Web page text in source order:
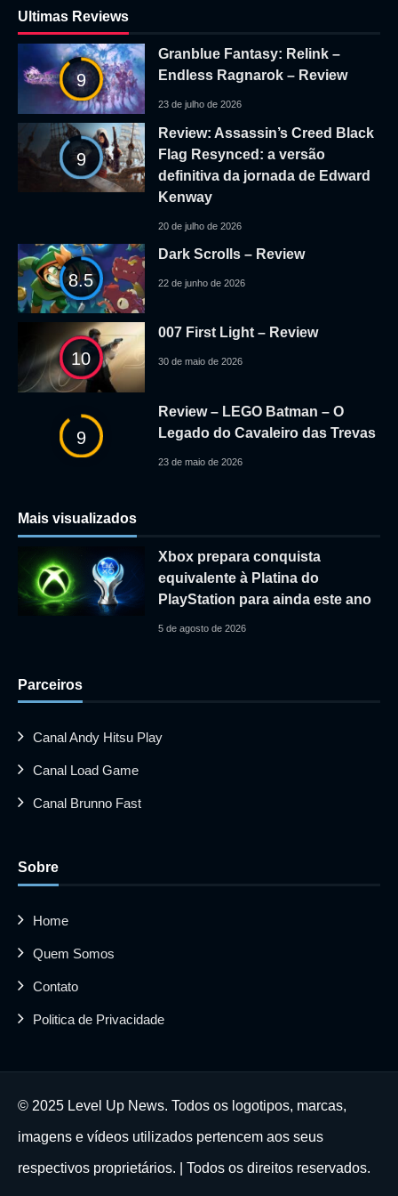
Ultimas Reviews
9
Granblue Fantasy: Relink –
Endless Ragnarok – Review
23 de julho de 2026
9
Review: Assassin’s Creed Black
Flag Resynced: a versão
definitiva da jornada de Edward
Kenway
20 de julho de 2026
8.5
Dark Scrolls – Review
22 de junho de 2026
10
007 First Light – Review
30 de maio de 2026
9
Review – LEGO Batman – O
Legado do Cavaleiro das Trevas
23 de maio de 2026
Mais visualizados
Xbox prepara conquista
equivalente à Platina do
PlayStation para ainda este ano
5 de agosto de 2026
Parceiros
Canal Andy Hitsu Play
Canal Load Game
Canal Brunno Fast
Sobre
Home
Quem Somos
Contato
Politica de Privacidade
© 2025 Level Up News. Todos os logotipos, marcas,
imagens e vídeos utilizados pertencem aos seus
respectivos proprietários. | Todos os direitos reservados.